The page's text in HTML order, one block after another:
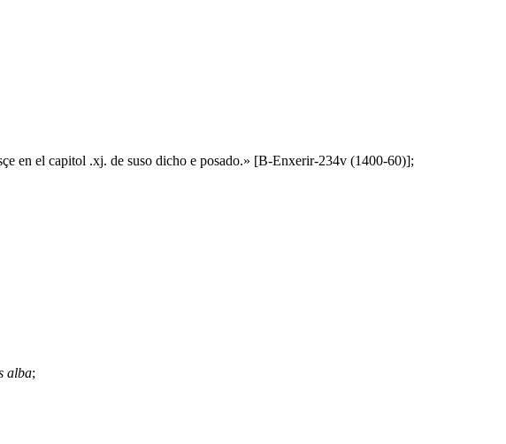
en el capitol .xj. de suso dicho e posado.» [B-Enxerir-234v (1400-60)];
alba;